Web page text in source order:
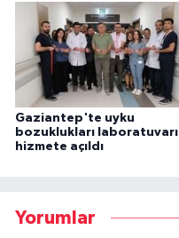
Gaziantep'te uyku
bozuklukları laboratuvarı
hizmete açıldı
Yorumlar